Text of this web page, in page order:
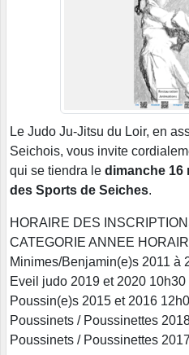
Le Judo Ju-Jitsu du Loir, en
Seichois, vous invite
qui se tiendra le dimanche 16
des Sports de Seiches.
HORAIRE DES
CATEGORIE ANNEE
Minimes/Benjamin(e)s 2011 à
Eveil judo 2019 et 2020 10h30
Poussin(e)s 2015 et 2016
Poussinets / Poussinettes
Poussinets / Poussinettes